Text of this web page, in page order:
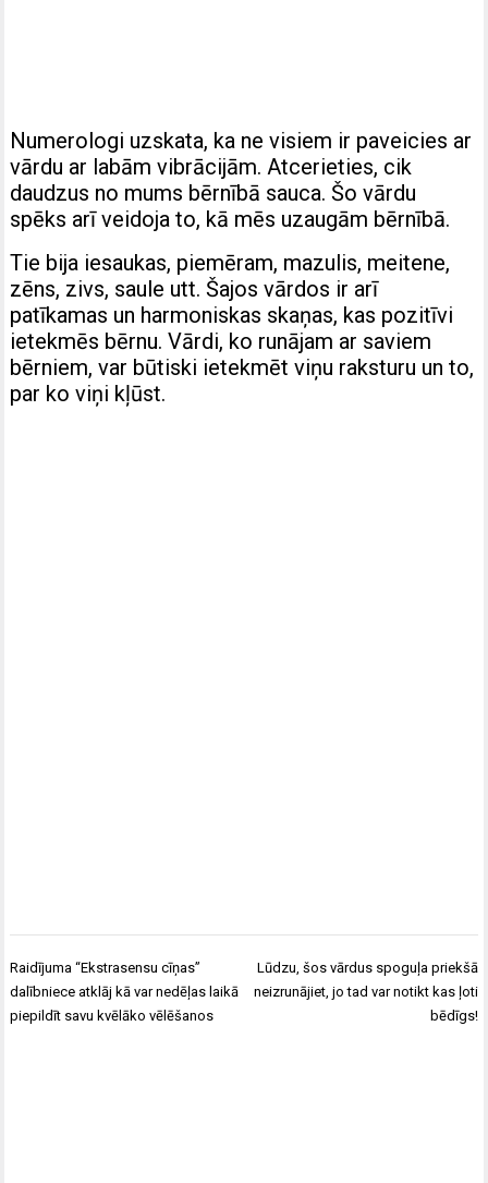
Numerologi uzskata, ka ne visiem ir paveicies ar
vārdu ar labām vibrācijām. Atcerieties, cik
daudzus no mums bērnībā sauca. Šo vārdu
spēks arī veidoja to, kā mēs uzaugām bērnībā.
Tie bija iesaukas, piemēram, mazulis, meitene,
zēns, zivs, saule utt. Šajos vārdos ir arī
patīkamas un harmoniskas skaņas, kas pozitīvi
ietekmēs bērnu. Vārdi, ko runājam ar saviem
bērniem, var būtiski ietekmēt viņu raksturu un to,
par ko viņi kļūst.
Post
navigation
Raidījuma “Ekstrasensu cīņas”
dalībniece atklāj kā var nedēļas laikā
piepildīt savu kvēlāko vēlēšanos
Lūdzu, šos vārdus spoguļa priekšā
neizrunājiet, jo tad var notikt kas ļoti
bēdīgs!